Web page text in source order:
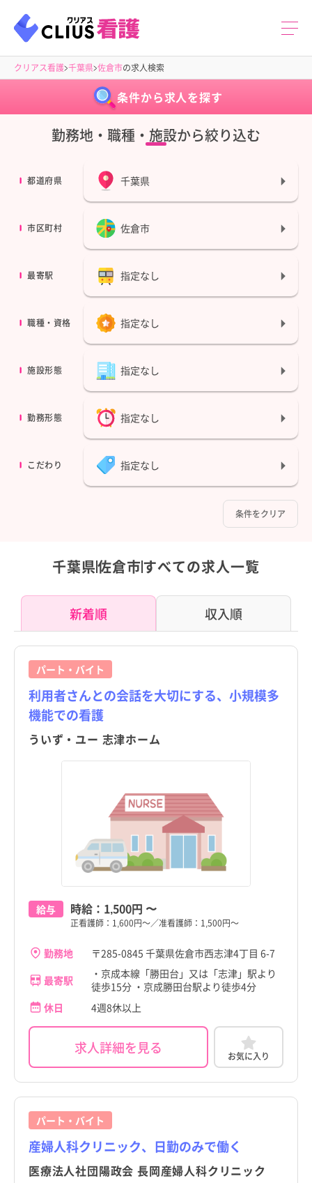
クリアス看護 千葉県 佐倉市の求人検索
条件から求人を探す
勤務地・職種・施設から絞り込む
都道府県 千葉県
市区町村 佐倉市
最寄駅 指定なし
職種・資格 指定なし
施設形態 指定なし
勤務形態 指定なし
こだわり 指定なし
条件をクリア
千葉県佐倉市すべての求人一覧
新着順 収入順
パート・バイト
利用者さんとの会話を大切にする、小規模多
機能での看護
ういず・ユー 志津ホーム
給与 時給： 1,500円 〜
正看護師：1,600円～／准看護師：1,500円～
勤務地
〒285-0845 千葉県佐倉市西志津4丁目 6-7
最寄駅
・京成本線「勝田台」又は「志津」駅より
徒歩15分 ・京成勝田台駅より徒歩4分
休日
4週8休以上
求人詳細を見る お気に入り
パート・バイト
産婦人科クリニック、日勤のみで働く
医療法人社団陽政会 長岡産婦人科クリニック